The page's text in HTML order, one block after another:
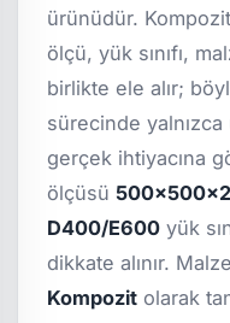
ürünüdür.
ölçü, yük sınıfı,
birlikte ele alır;
sürecinde
gerçek ihtiyacına
ölçüsü
D400/E600 yük
dikkate alınır.
Kompozit olarak